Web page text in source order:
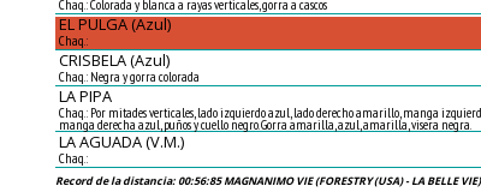
Chaq.: Colorada y blanca a rayas verticales, gorra a cascos
EL PULGA (Azul)
Chaq.:
CRISBELA (Azul)
Chaq.: Negra y gorra colorada
LA PIPA
Chaq.: Por mitades verticales, lado izquierdo azul, lado derecho amarillo, manga
manga derecha azul, puños y cuello negro. Gorra amarilla, azul, amarilla, visera negra.
LA AGUADA (V.M.)
Chaq.:
Record de la distancia: 00:56:85 MAGNANIMO VIE (FORESTRY (USA) - LA BELLE